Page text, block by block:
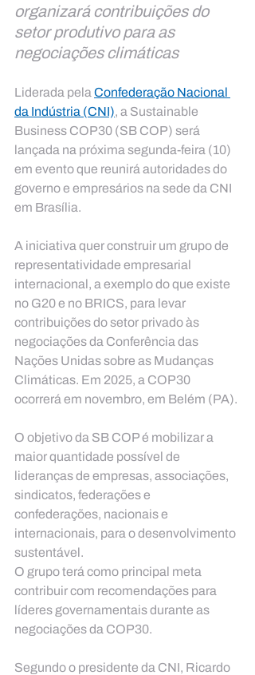
organizará contribuições do
setor produtivo para as
negociações climáticas
Liderada pela Confederação Nacional
da Indústria (CNI), a Sustainable
Business COP30 (SB COP) será
lançada na próxima segunda-feira (10)
em evento que reunirá autoridades do
governo e empresários na sede da CNI
em Brasília.
A iniciativa quer construir um grupo de
representatividade empresarial
internacional, a exemplo do que existe
no G20 e no BRICS, para levar
contribuições do setor privado às
negociações da Conferência das
Nações Unidas sobre as Mudanças
Climáticas. Em 2025, a COP30
ocorrerá em novembro, em Belém (PA).
O objetivo da SB COP é mobilizar a
maior quantidade possível de
lideranças de empresas, associações,
sindicatos, federações e
confederações, nacionais e
internacionais, para o desenvolvimento
sustentável.
O grupo terá como principal meta
contribuir com recomendações para
líderes governamentais durante as
negociações da COP30.
Segundo o presidente da CNI, Ricardo